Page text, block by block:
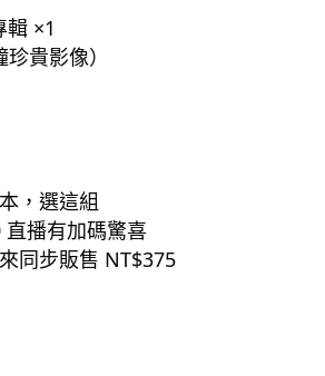
×1
貴影像）
，選這組
播有加碼驚喜
同步販售 NT$375